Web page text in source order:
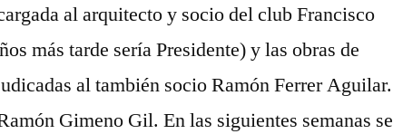
al arquitecto y socio del club Francisco
más tarde sería Presidente) y las obras de
al también socio Ramón Ferrer Aguilar.
Gimeno Gil. En las siguientes semanas se